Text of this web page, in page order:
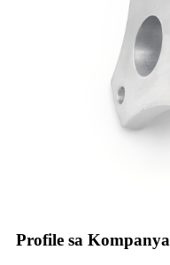
Profile sa Kompanya